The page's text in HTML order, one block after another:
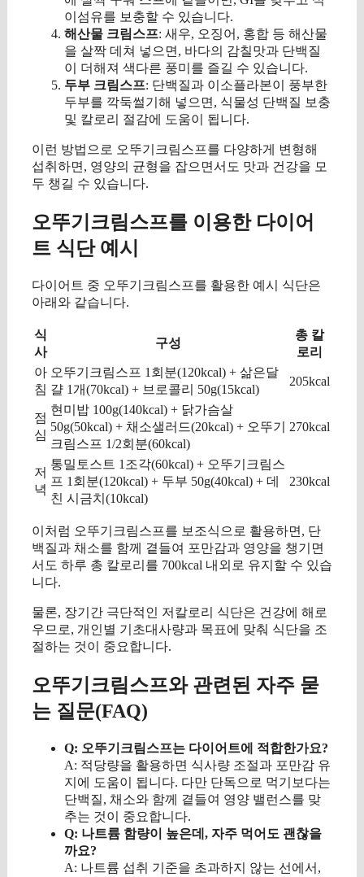
이섬유를 보충할 수 있습니다.
해산물 크림스프: 새우, 오징어, 홍합 등 해산물
을 살짝 데쳐 넣으면, 바다의 감칠맛과 단백질
이 더해져 색다른 풍미를 즐길 수 있습니다.
두부 크림스프: 단백질과 이소플라본이 풍부한
두부를 깍둑썰기해 넣으면, 식물성 단백질 보충
및 칼로리 절감에 도움이 됩니다.
이런 방법으로 오뚜기크림스프를 다양하게 변형해
섭취하면, 영양의 균형을 잡으면서도 맛과 건강을 모
두 챙길 수 있습니다.
오뚜기크림스프를 이용한 다이어
트 식단 예시
다이어트 중 오뚜기크림스프를 활용한 예시 식단은
아래와 같습니다.
식
사
구성
총 칼
로리
아
침
오뚜기크림스프 1회분(120kcal) + 삶은달
걀 1개(70kcal) + 브로콜리 50g(15kcal)
205kcal
점
심
현미밥 100g(140kcal) + 닭가슴살
50g(50kcal) + 채소샐러드(20kcal) + 오뚜기
크림스프 1/2회분(60kcal)
270kcal
저
녁
통밀토스트 1조각(60kcal) + 오뚜기크림스
프 1회분(120kcal) + 두부 50g(40kcal) + 데
친 시금치(10kcal)
230kcal
이처럼 오뚜기크림스프를 보조식으로 활용하면, 단
백질과 채소를 함께 곁들여 포만감과 영양을 챙기면
서도 하루 총 칼로리를 700kcal 내외로 유지할 수 있습
니다.
물론, 장기간 극단적인 저칼로리 식단은 건강에 해로
우므로, 개인별 기초대사량과 목표에 맞춰 식단을 조
절하는 것이 중요합니다.
오뚜기크림스프와 관련된 자주 묻
는 질문(FAQ)
Q: 오뚜기크림스프는 다이어트에 적합한가요?
A: 적당량을 활용하면 식사량 조절과 포만감 유
지에 도움이 됩니다. 다만 단독으로 먹기보다는
단백질, 채소와 함께 곁들여 영양 밸런스를 맞
추는 것이 중요합니다.
Q: 나트륨 함량이 높은데, 자주 먹어도 괜찮을
까요?
A: 나트륨 섭취 기준을 초과하지 않는 선에서,